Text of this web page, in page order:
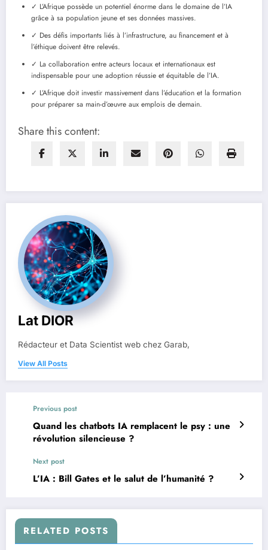
✓ L’Afrique possède un potentiel énorme dans le domaine de l’IA
grâce à sa population jeune et ses données massives.
✓ Des défis importants liés à l’infrastructure, au financement et à
l’éthique doivent être relevés.
✓ La collaboration entre acteurs locaux et internationaux est
indispensable pour une adoption réussie et équitable de l’IA.
✓ L’Afrique doit investir massivement dans l’éducation et la formation
pour préparer sa main-d’œuvre aux emplois de demain.
Share this content:
Lat DIOR
Rédacteur et Data Scientist web chez Garab,
View All Posts
Previous post
Quand les chatbots IA remplacent le psy : une
révolution silencieuse ?
Next post
L’IA : Bill Gates et le salut de l’humanité ?
RELATED POSTS